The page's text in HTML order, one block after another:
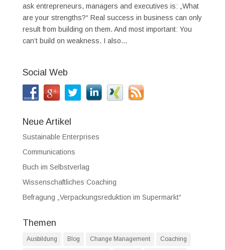
ask entrepreneurs, managers and executives is: „What
are your strengths?“ Real success in business can only
result from building on them. And most important: You
can’t build on weakness. I also...
Social Web
Neue Artikel
Sustainable Enterprises
Communications
Buch im Selbstverlag
Wissenschaftliches Coaching
Befragung „Verpackungsreduktion im Supermarkt“
Themen
Ausbildung Blog Change Management Coaching